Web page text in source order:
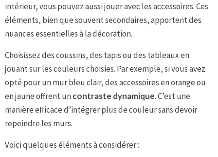
intérieur, vous pouvez aussi jouer avec les accessoires. Ces
éléments, bien que souvent secondaires, apportent des
nuances essentielles à la décoration.
Choisissez des coussins, des tapis ou des tableaux en
jouant sur les couleurs choisies. Par exemple, si vous avez
opté pour un mur bleu clair, des accessoires en orange ou
en jaune offrent uncontraste dynamique. C’est une
manière efficace d’intégrer plus de couleur sans devoir
repeindre les murs.
Voici quelques éléments à considérer :